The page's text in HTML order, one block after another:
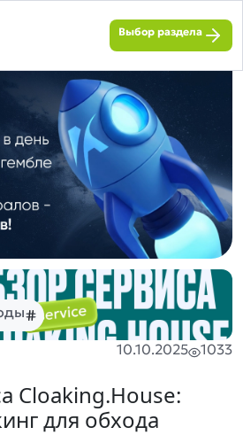
Выбор раздела
10.10.2025 1033
Cloaking.House:
для обхода